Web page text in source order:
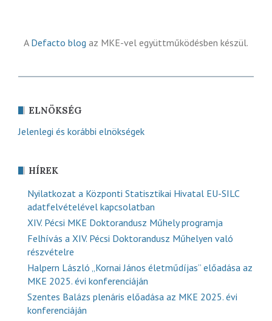
A Defacto blog az MKE-vel együttműködésben készül.
ELNÖKSÉG
Jelenlegi és korábbi elnökségek
HÍREK
Nyilatkozat a Központi Statisztikai Hivatal EU-SILC
adatfelvételével kapcsolatban
XIV. Pécsi MKE Doktorandusz Műhely programja
Felhívás a XIV. Pécsi Doktorandusz Műhelyen való
részvételre
Halpern László „Kornai János életműdíjas” előadása az
MKE 2025. évi konferenciáján
Szentes Balázs plenáris előadása az MKE 2025. évi
konferenciáján